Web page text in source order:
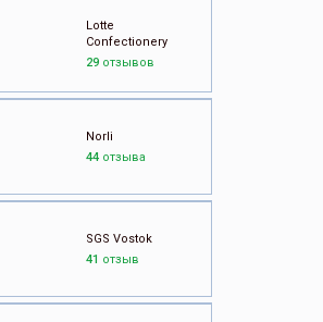
Lotte
Confectionery
29отзывов
Norli
44отзыва
SGS Vostok
41 отзыв